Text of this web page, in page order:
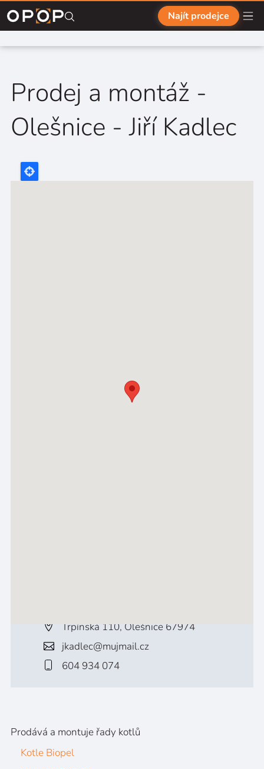
Přejít na hlavní obsah
Najít prodejce
Prodej a montáž -
Olešnice - Jiří Kadlec
Trpínská 110, Olešnice 67974
jkadlec@mujmail.cz
604 934 074
Prodává a montuje řady kotlů
Kotle Biopel